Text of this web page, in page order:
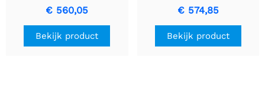
€ 560,05
Bekijk product
Dockingstation voor
Surface | 4x USB-C | 2x
USB-A | Dual 4K @60Hz |
199W voeding | Gigabit
€ 574,85
Bekijk product